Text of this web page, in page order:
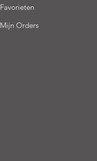
Favorieten
Mijn Orders